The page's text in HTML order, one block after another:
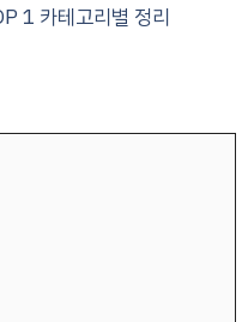
1 카테고리별 정리